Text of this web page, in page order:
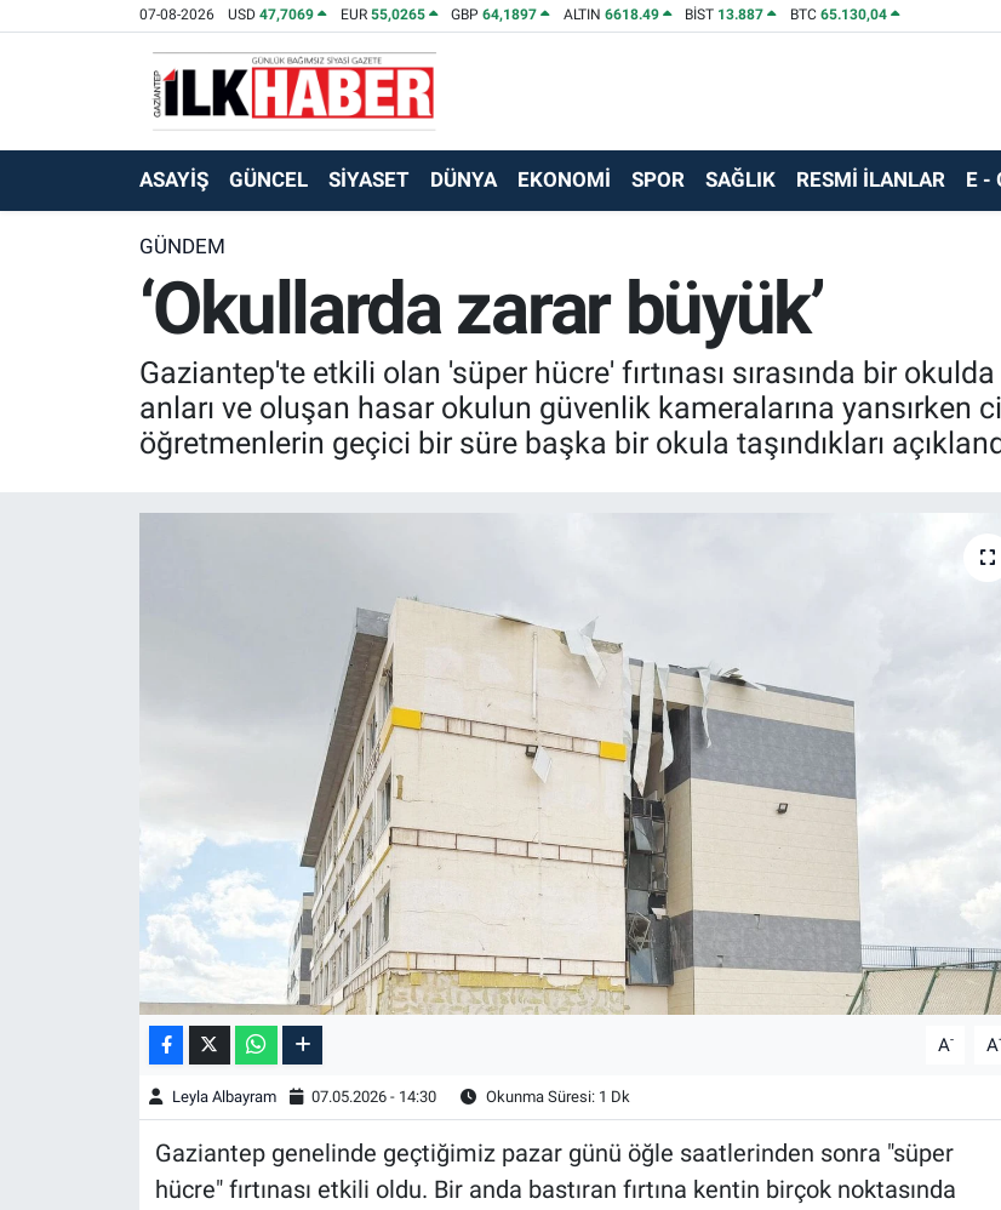
07-08-2026 USD47,7069 EUR 55,0265 GBP64,1897 ALTIN 6618.49 BİST 13.887 BTC 65.130,04
ASAYİŞ GÜNCEL SİYASET DÜNYA EKONOMİ SPOR SAĞLIK RESMİ İLANLAR E -
GÜNDEM
‘Okullarda zarar büyük’
Gaziantep'te etkili olan 'süper hücre' fırtınası sırasında bir
anları ve oluşan hasar okulun güvenlik kameralarına yansırken
öğretmenlerin geçici bir süre başka bir okula taşındıkları
A- A
Leyla Albayram 07.05.2026 - 14:30 Okunma Süresi: 1 Dk
Gaziantep genelinde geçtiğimiz pazar günü öğle saatlerinden sonra "süper
hücre" fırtınası etkili oldu. Bir anda bastıran fırtına kentin birçok noktasında
EKONOMİ
SİYASET
SAĞLIK
TEKNOLOJİ
Beyoğlu Hava Durumu
Beyoğlu Trafik Yoğunluk Haritası
Süper Lig Puan Durumu ve Fikstür
Tüm Manşetler
Son Dakika Haberleri
Haber Arşivi